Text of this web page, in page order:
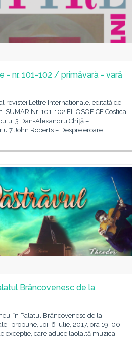
- nr. 101-102 / primăvară - vară
revistei Lettre Internationale, editată de
Nr. 101-102 FILOSOFICE Costica
3 Dan-Alexandru Chiță –
7 John Roberts – Despre eroare
Brâncovenesc de la
în Palatul Brâncovenesc de la
propune, Joi, 6 Iulie, 2017, ora 19. 00,
excepție, care aduce laolaltă muzica,